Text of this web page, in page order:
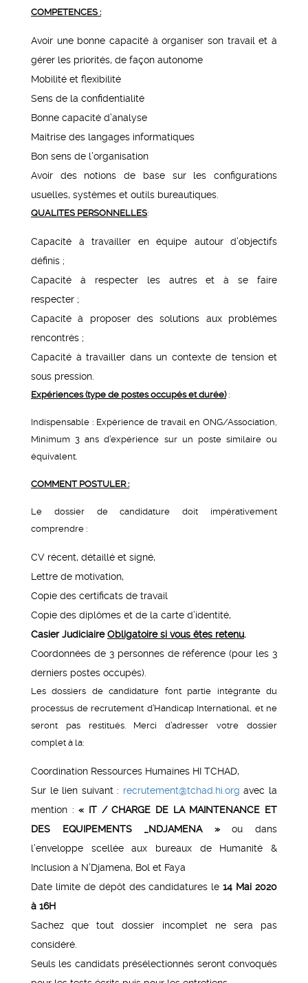
COMPETENCES :
Avoir une bonne capacité à organiser son travail et à
gérer les priorités, de façon autonome
Mobilité et flexibilité
Sens de la confidentialité
Bonne capacité d’analyse
Maitrise des langages informatiques
Bon sens de l’organisation
Avoir des notions de base sur les configurations
usuelles, systèmes et outils bureautiques.
QUALITES PERSONNELLES:
Capacité à travailler en équipe autour d’objectifs
définis ;
Capacité à respecter les autres et à se faire
respecter ;
Capacité à proposer des solutions aux problèmes
rencontrés ;
Capacité à travailler dans un contexte de tension et
sous pression.
Expériences (type de postes occupés et durée):
Indispensable : Expérience de travail en ONG/Association,
Minimum 3 ans d’expérience sur un poste similaire ou
équivalent.
COMMENT POSTULER :
Le dossier de candidature doit impérativement
comprendre :
CV récent, détaillé et signé,
Lettre de motivation,
Copie des certificats de travail
Copie des diplômes et de la carte d’identité,
Casier JudiciaireObligatoire si vous êtes retenu.
Coordonnées de 3 personnes de référence (pour les 3
derniers postes occupés).
Les dossiers de candidature font partie intégrante du
processus de recrutement d’Handicap International, et ne
seront pas restitués. Merci d’adresser votre dossier
complet à la:
Coordination Ressources Humaines HI TCHAD,
Sur le lien suivant : recrutement@tchad.hi.org avec la
mention :« IT / CHARGE DE LA MAINTENANCE ET
DES EQUIPEMENTS _NDJAMENA »ou dans
l’enveloppe scellée aux bureaux de Humanité &
Inclusion à N’Djamena, Bol et Faya
Date limite de dépôt des candidatures le14 Mai 2020
à 16H
Sachez que tout dossier incomplet ne sera pas
considéré.
Seuls les candidats présélectionnés seront convoqués